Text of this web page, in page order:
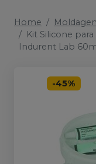
Home
Kit Silicone
Indurent Lab
-45%